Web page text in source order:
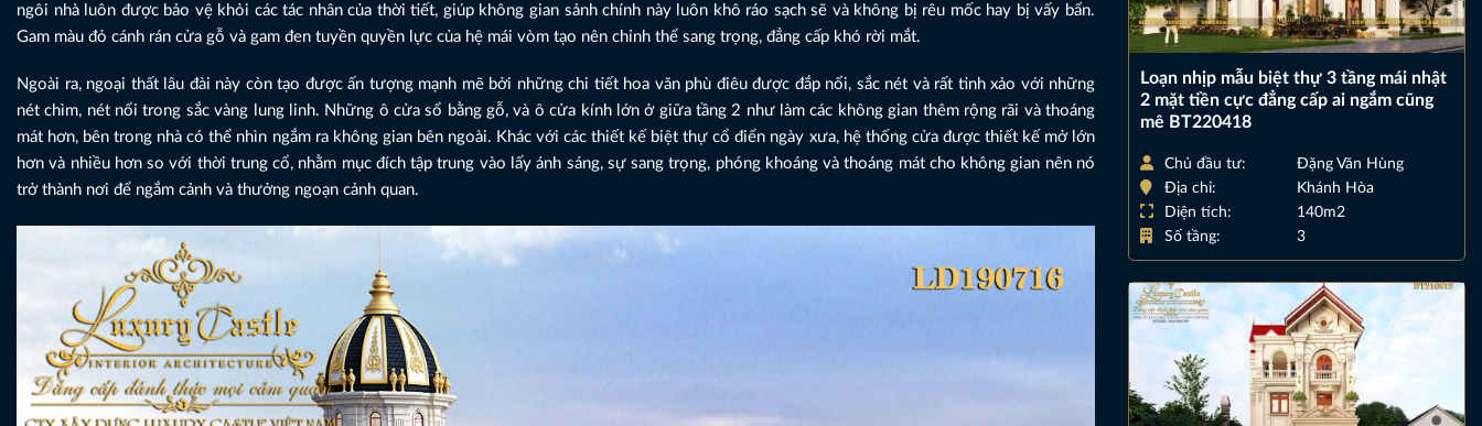
ngôi nhà luôn được bảo vệ khỏi các tác nhân của thời tiết, giúp không gian sảnh chính này luôn khô ráo sạch sẽ và không bị rêu mốc hay bị vấy bẩn.
Gam màu đỏ cánh rán cửa gỗ và gam đen tuyền quyền lực của hệ mái vòm tạo nên chỉnh thể sang trọng, đẳng cấp khó rời mắt.
Ngoài ra, ngoại thất lâu đài này còn tạo được ấn tượng mạnh mẽ bởi những chi tiết hoa văn phù điêu được đắp nổi, sắc nét và rất tinh xảo với những
nét chìm, nét nổi trong sắc vàng lung linh. Những ô cửa sổ bằng gỗ, và ô cửa kính lớn ở giữa tầng 2 như làm các không gian thêm rộng rãi và thoáng
mát hơn, bên trong nhà có thể nhìn ngắm ra không gian bên ngoài. Khác với các thiết kế biệt thự cổ điển ngày xưa, hệ thống cửa được thiết kế mở lớn
hơn và nhiều hơn so với thời trung cổ, nhằm mục đích tập trung vào lấy ánh sáng, sự sang trọng, phóng khoáng và thoáng mát cho không gian nên nó
trở thành nơi để ngắm cảnh và thưởng ngoạn cảnh quan.
Loạn nhịp mẫu biệt thự 3 tầng mái nhật
2 mặt tiền cực đẳng cấp ai ngắm cũng
mê BT220418
Chủ đầu tư:
Đặng Văn Hùng
Địa chỉ:
Khánh Hòa
Diện tích:
140m2
Số tầng:
3